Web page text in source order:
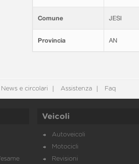
Comune JESI
Provincia AN
News e circolari Assistenza Faq
Veicoli
Autoveicoli
Motocicli
Revisioni